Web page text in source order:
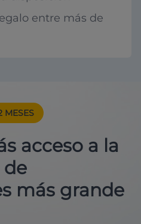
entre más de
MESES
acceso a la
más grande